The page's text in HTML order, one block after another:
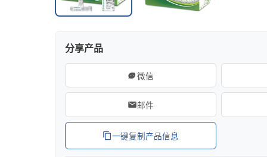
分享产品
微信
邮件
一键复制产品信息